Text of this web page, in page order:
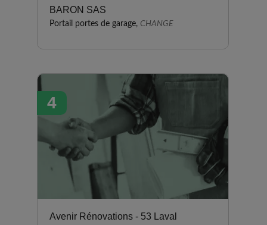
BARON SAS
Portail portes de garage, CHANGE
4
Avenir Rénovations - 53 Laval